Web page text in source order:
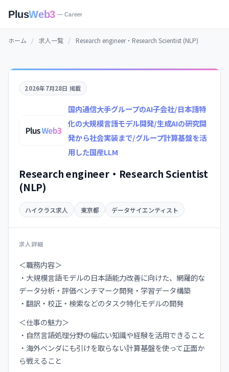
PlusWeb3 — Career
ホーム / 求人一覧 / Research engineer・Research Scientist (NLP)
2026年7月28日 掲載
国内通信大手グループのAI子会社/日本語特
化の大規模言語モデル開発/生成AIの研究開
発から社会実装まで/グループ計算基盤を活
用した国産LLM
Research engineer・Research Scientist
(NLP)
ハイクラス求人 東京都 データサイエンティスト
求人詳細
＜職務内容＞
・大規模言語モデルの日本語能力改善に向けた、網羅的な
データ分析・評価ベンチマーク開発・学習データ構築
・翻訳・校正・検索などのタスク特化モデルの開発
＜仕事の魅力＞
・自然言語処理分野の幅広い知識や経験を活用できること
・海外ベンダにも引けを取らない計算基盤を使って正面か
ら戦えること